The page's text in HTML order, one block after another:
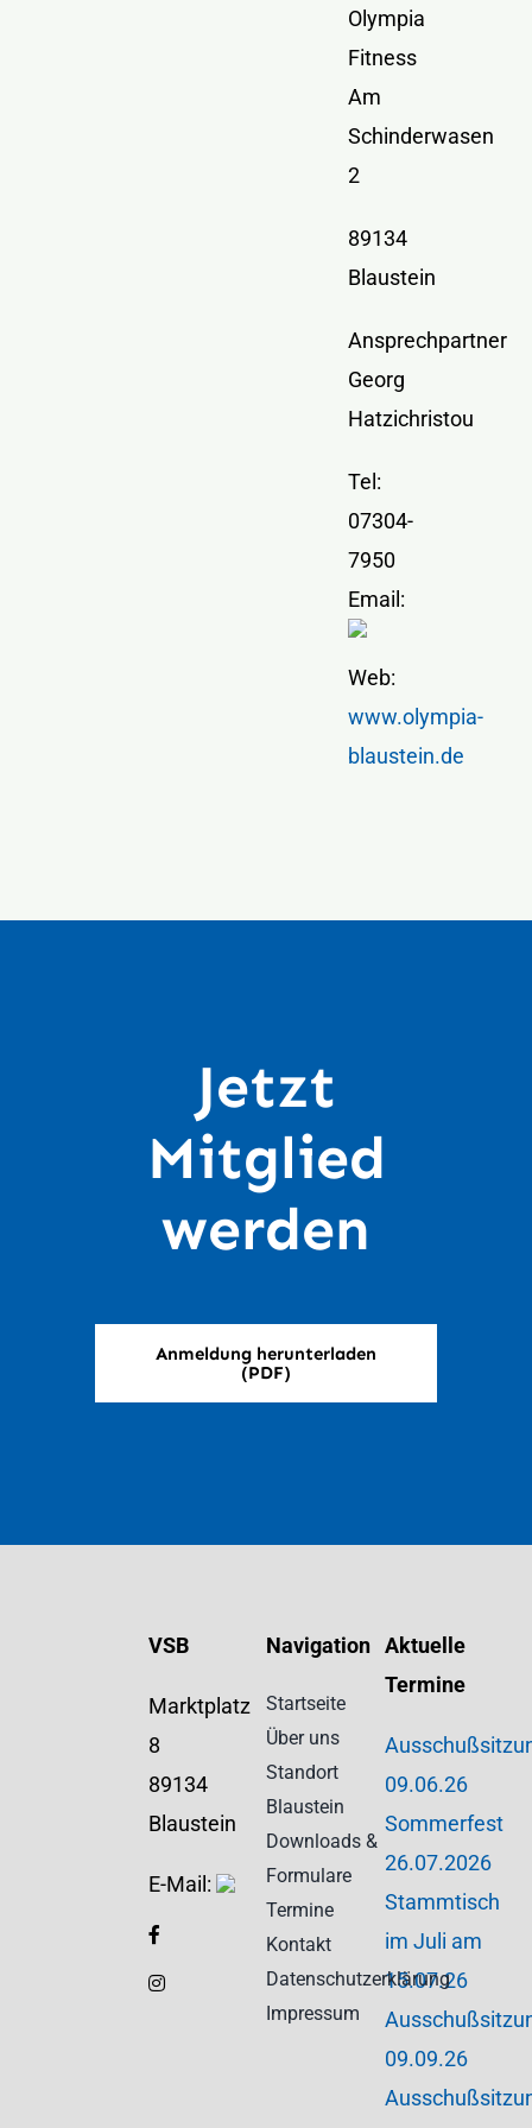
Olympia
Fitness
Am
Schinderwasen
2
89134
Blaustein
Ansprechpartner
Georg
Hatzichristou
Tel:
07304-
7950
Email:
Web:
www.olympia-
blaustein.de
Jetzt
Mitglied
werden
Anmeldung herunterladen
(PDF)
VSB
Marktplatz
8
89134
Blaustein
E-Mail:
Navigation
Startseite
Über uns
Standort
Blaustein
Downloads &
Formulare
Termine
Kontakt
Datenschutzerklärung
Impressum
Aktuelle
Termine
09.06.26
Sommerfest
26.07.2026
Stammtisch
im Juli am
15.07.26
09.09.26